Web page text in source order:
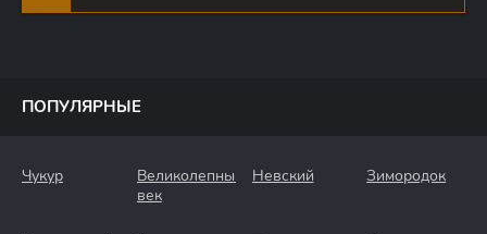
ПОПУЛЯРНЫЕ
Чукур
Великолепный
век
Невский Зимородок